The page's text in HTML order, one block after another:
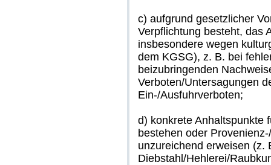
c) aufgrund gesetzlicher
Verpflichtung besteht, das
insbesondere wegen
dem KGSG), z. B. bei
beizubringenden
Verboten/Untersagungen
Ein-/Ausfuhrverboten;
d) konkrete Anhaltspunkte
bestehen oder
unzureichend erweisen (z.
Diebstahl/Hehlerei/